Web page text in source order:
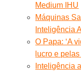
Medium IHU
Máquinas
Inteligência
O Papa: ‘A
lucro e
Inteligência